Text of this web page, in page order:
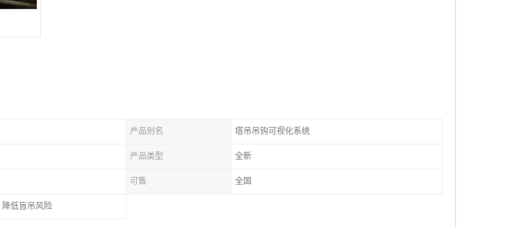
产品别名 塔吊吊钩可视化系统
产品类型 全新
可售 全国
低盲吊风险